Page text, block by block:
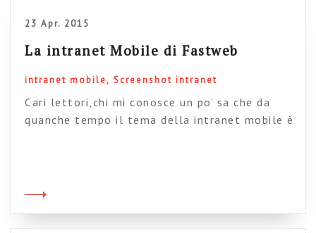
23 Apr. 2015
La intranet Mobile di Fastweb
intranet mobile Screenshot intranet
Cari lettori,chi mi conosce un po’ sa che da
quanche tempo il tema della intranet mobile è
punto di riferimento, e non solo per la aziende
distribuzione, reti […]